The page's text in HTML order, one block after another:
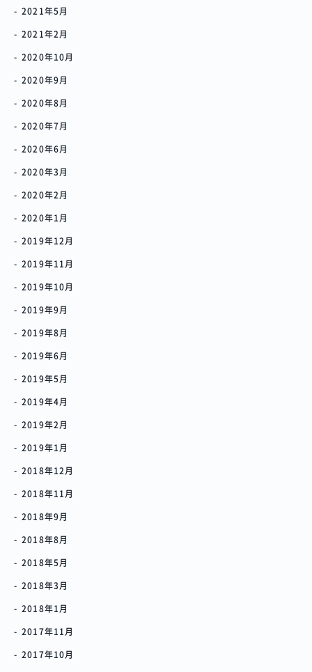
2021年5月
2021年2月
2020年10月
2020年9月
2020年8月
2020年7月
2020年6月
2020年3月
2020年2月
2020年1月
2019年12月
2019年11月
2019年10月
2019年9月
2019年8月
2019年6月
2019年5月
2019年4月
2019年2月
2019年1月
2018年12月
2018年11月
2018年9月
2018年8月
2018年5月
2018年3月
2018年1月
2017年11月
2017年10月